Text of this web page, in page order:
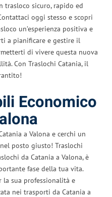
trasloco sicuro, rapido ed
oggi stesso e scopri
un’esperienza positiva e
a pianificare e gestire il
di vivere questa nuova
Con Traslochi Catania, il
Economico
a Valona e cerchi un
posto giusto! Traslochi
da Catania a Valona, è
fase della tua vita.
la sua professionalità e
nei trasporti da Catania a